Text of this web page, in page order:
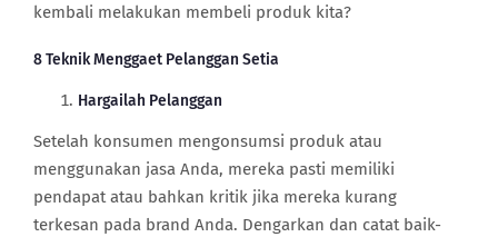
kembali melakukan membeli produk kita?
8 Teknik Menggaet Pelanggan Setia
Hargailah Pelanggan
Setelah konsumen mengonsumsi produk atau
menggunakan jasa Anda, mereka pasti memiliki
pendapat atau bahkan kritik jika mereka kurang
terkesan pada brand Anda. Dengarkan dan catat baik-